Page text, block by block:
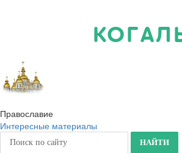
Православие
Интересные материалы